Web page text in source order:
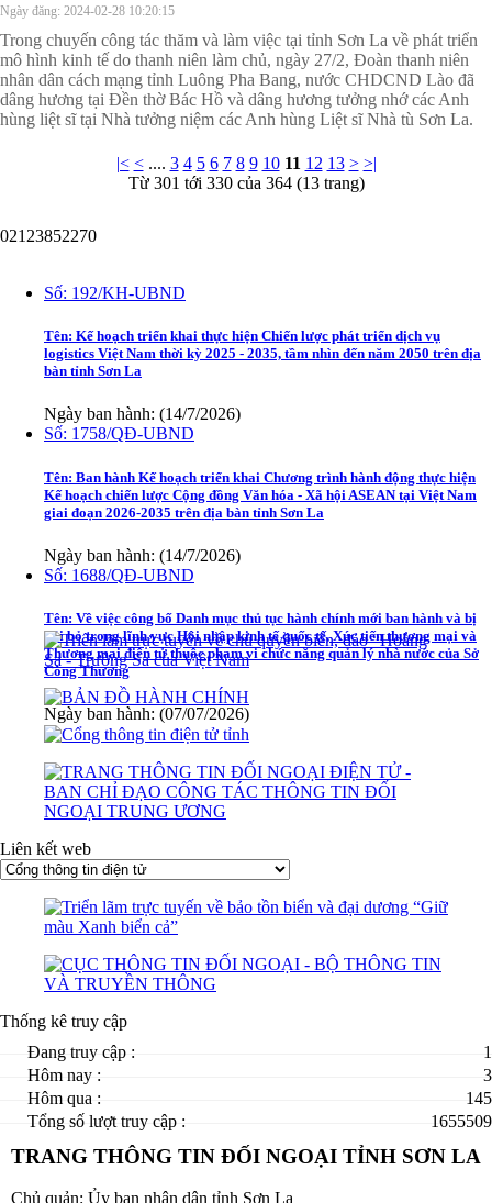
Ngày đăng: 2024-02-28 10:20:15
Trong chuyến công tác thăm và làm việc tại tỉnh Sơn La về phát triển
mô hình kinh tế do thanh niên làm chủ, ngày 27/2, Đoàn thanh niên
nhân dân cách mạng tỉnh Luông Pha Bang, nước CHDCND Lào đã
dâng hương tại Đền thờ Bác Hồ và dâng hương tưởng nhớ các Anh
hùng liệt sĩ tại Nhà tưởng niệm các Anh hùng Liệt sĩ Nhà tù Sơn La.
|< <.... 3 4 5 6 7 8 9 10 11 12 13 > >|
Từ 301 tới 330 của 364 (13 trang)
02123852270
Số: 192/KH-UBND
Tên: Kế hoạch triển khai thực hiện Chiến lược phát triển dịch vụ
logistics Việt Nam thời kỳ 2025 - 2035, tầm nhìn đến năm 2050 trên địa
bàn tỉnh Sơn La
Ngày ban hành: (14/7/2026)
Số: 1758/QĐ-UBND
Tên: Ban hành Kế hoạch triển khai Chương trình hành động thực hiện
Kế hoạch chiến lược Cộng đồng Văn hóa - Xã hội ASEAN tại Việt Nam
giai đoạn 2026-2035 trên địa bàn tỉnh Sơn La
Ngày ban hành: (14/7/2026)
Số: 1688/QĐ-UBND
Tên: Về việc công bố Danh mục thủ tục hành chính mới ban hành và bị
bãi bỏ trong lĩnh vực Hội nhập kinh tế quốc tế, Xúc tiến thương mại và
Thương mại điện tử thuộc phạm vi chức năng quản lý nhà nước của Sở
Công Thương
Ngày ban hành: (07/07/2026)
Liên kết web
Thống kê truy cập
Đang truy cập :
1
Hôm nay :
3
Hôm qua :
145
Tổng số lượt truy cập :
1655509
TRANG THÔNG TIN ĐỐI NGOẠI TỈNH SƠN LA
Chủ quản: Ủy ban nhân dân tỉnh Sơn La